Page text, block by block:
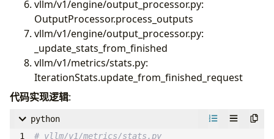
vllm/v1/engine/output_processor.py:
OutputProcessor.process_outputs
vllm/v1/engine/output_processor.py:
_update_stats_from_finished
vllm/v1/metrics/stats.py:
IterationStats.update_from_finished_request
代码实现逻辑:
python
# vllm/v1/metrics/stats.py